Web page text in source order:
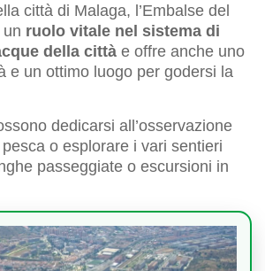
città di Malaga, l’Embalse del
ruolo vitale nel sistema di
della città e offre anche uno
e un ottimo luogo per godersi la
dedicarsi all’osservazione
o esplorare i vari sentieri
passeggiate o escursioni in